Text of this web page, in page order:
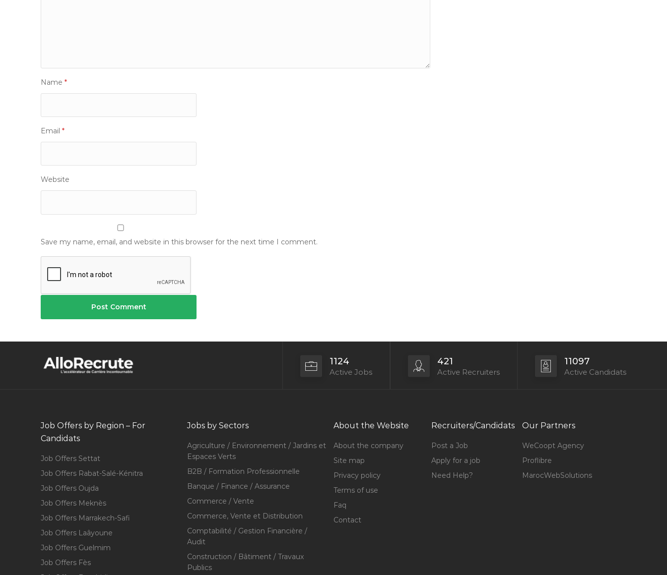
Name *
Email *
Website
Save my name, email, and website in this browser for the next time I comment.
1124
Active Jobs
421
Active Recruiters
11097
Active Candidats
Job Offers by Region – For
Candidats
Job Offers Settat
Job Offers Rabat-Salé-Kénitra
Job Offers Oujda
Job Offers Meknès
Job Offers Marrakech-Safi
Job Offers Laâyoune
Job Offers Guelmim
Job Offers Fès
Jobs by Sectors
Agriculture / Environnement / Jardins et
Espaces Verts
B2B / Formation Professionnelle
Banque / Finance / Assurance
Commerce / Vente
Commerce, Vente et Distribution
Comptabilité / Gestion Financière /
Audit
Construction / Bâtiment / Travaux
Publics
About the Website
About the company
Site map
Privacy policy
Terms of use
Faq
Contact
Recruiters/Candidats
Post a Job
Apply for a job
Need Help?
Our Partners
WeCoopt Agency
Proflibre
MarocWebSolutions